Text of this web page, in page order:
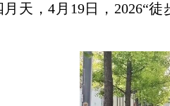
天，4月19日，2026“